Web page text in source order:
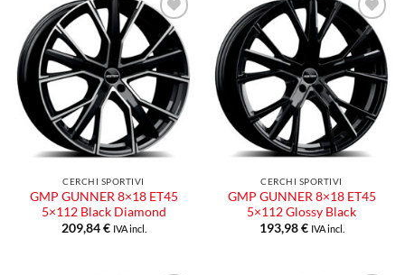
Aggiungi
alla lista
dei
desideri
CERCHI SPORTIVI
GMP GUNNER 8×18 ET45
5×112 Black Diamond
209,84€ IVA incl.
Aggiungi
alla lista
dei
desideri
CERCHI SPORTIVI
GMP GUNNER 8×18 ET45
5×112 Glossy Black
193,98€ IVA incl.